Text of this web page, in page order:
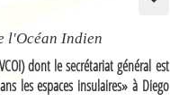
l'Océan Indien
dont le secrétariat général est
les espaces insulaires» à Diego